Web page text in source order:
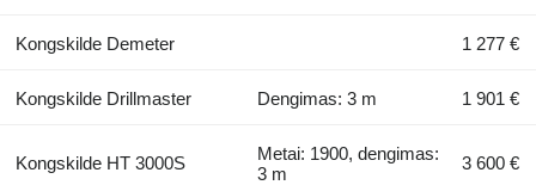
Kongskilde Demeter 1 277 €
Kongskilde Drillmaster Dengimas: 3 m 1 901 €
Kongskilde HT 3000S
Metai: 1900, dengimas:
3 m
3 600 €